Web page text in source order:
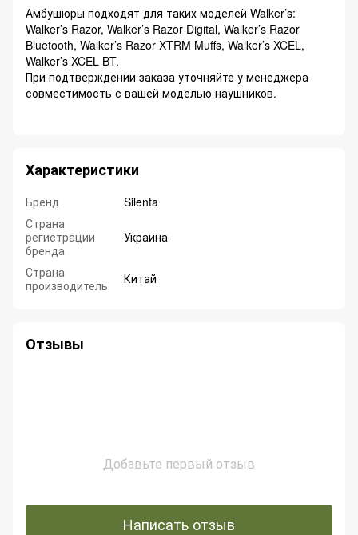
Амбушюры подходят для таких моделей Walker’s:
Walker’s Razor, Walker’s Razor Digital, Walker’s Razor
Bluetooth, Walker’s Razor XTRM Muffs, Walker’s XCEL,
Walker’s XCEL BT.
При подтверждении заказа уточняйте у менеджера
совместимость с вашей моделью наушников.
Характеристики
Бренд
Silenta
Страна
регистрации
бренда
Украина
Страна
производитель
Китай
Отзывы
Добавьте первый отзыв
Написать отзыв